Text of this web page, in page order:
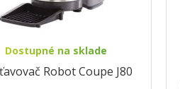
Dostupné na sklade
Robot Coupe J80